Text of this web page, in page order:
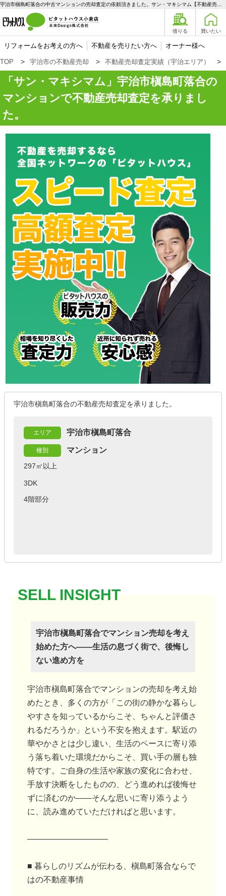
借りる 買いたい
リフォームをお考えの方へ 不動産を売りたい方へ オーナー様へ
TOP 宇治市の不動産売却 不動産売却査定実績（宇治エリア）
サン・マキシマム
宇治市槇島町落合の
マンションで不動産売却査定を承りまし
た。
宇治市槇島町落合の不動産売却査定を承りました。
エリア 宇治市槇島町落合
種別 マンション
297㎡以上
3DK
4階部分
宇治市槇島町落合でマンション売却を考え
始めた方へ――生活の息づく街で、後悔し
ない進め方を
宇治市槇島町落合でマンションの売却を考え始
めたとき、多くの方が「この街の静かな暮らし
やすさを知っているからこそ、ちゃんと評価さ
れるだろうか」という不安を抱えます。駅近の
華やかさとは少し違い、生活のペースに寄り添
う落ち着いた環境だからこそ、買い手の層も独
特です。ご自身の生活や家族の変化に合わせ、
手放す決断をしたものの、どう進めれば後悔せ
ずに済むのか——そんな思いに寄り添うよう
に、読み進めていただければと思います。
――――――――――
■ 暮らしのリズムが伝わる、槇島町落合ならで
はの不動産事情